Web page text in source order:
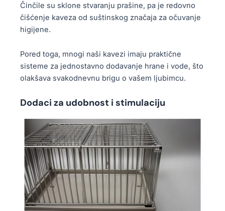
Činčile su sklone stvaranju prašine, pa je redovno
čišćenje kaveza od suštinskog značaja za očuvanje
higijene.
Pored toga, mnogi naši kavezi imaju praktične
sisteme za jednostavno dodavanje hrane i vode, što
olakšava svakodnevnu brigu o vašem ljubimcu.
Dodaci za udobnost i stimulaciju